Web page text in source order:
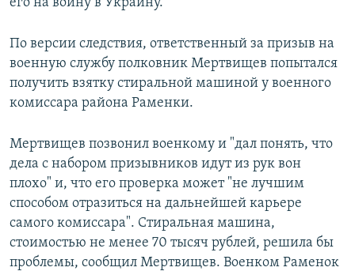
По версии следствия, ответственный за призыв на
военную службу полковник Мертвищев попытался
получить взятку стиральной машиной у военного
комиссара района Раменки.
Мертвищев позвонил военкому и "дал понять, что
дела с набором призывников идут из рук вон
плохо" и, что его проверка может "не лучшим
способом отразиться на дальнейшей карьере
самого комиссара". Стиральная машина,
стоимостью не менее 70 тысяч рублей, решила бы
проблемы, сообщил Мертвищев. Военком Раменок